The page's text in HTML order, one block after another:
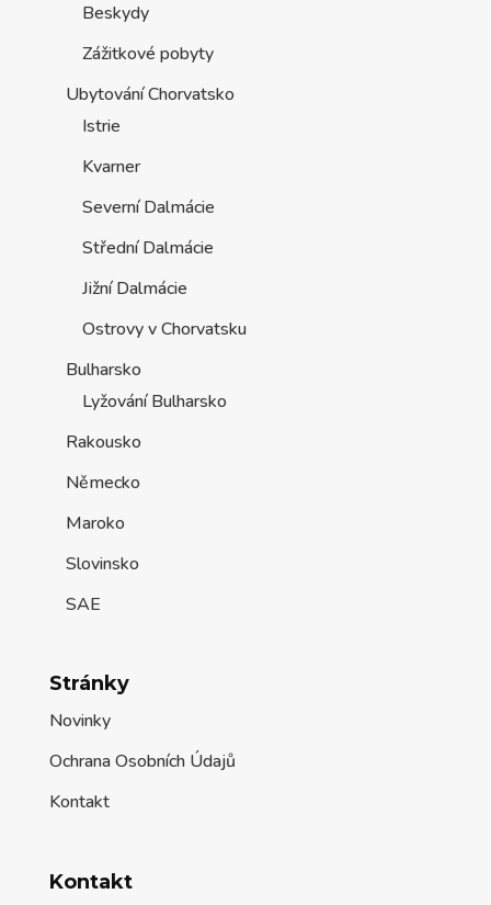
Beskydy
Zážitkové pobyty
Ubytování Chorvatsko
Istrie
Kvarner
Severní Dalmácie
Střední Dalmácie
Jižní Dalmácie
Ostrovy v Chorvatsku
Bulharsko
Lyžování Bulharsko
Rakousko
Německo
Maroko
Slovinsko
SAE
Stránky
Novinky
Ochrana Osobních Údajů
Kontakt
Kontakt